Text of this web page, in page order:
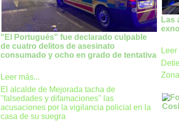
"El Portugués" fue declarado culpable
de cuatro delitos de asesinato
consumado y ocho en grado de tentativa
Leer más...
El alcalde de Mejorada tacha de
"falsedades y difamaciones" las
acusaciones por la vigilancia policial en la
casa de su suegra
Las
Leer